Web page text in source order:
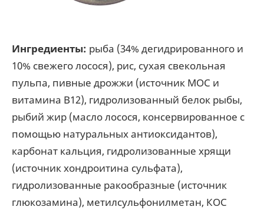
Ингредиенты: рыба (34% дегидрированного и
10% свежего лосося), рис, сухая свекольная
пульпа, пивные дрожжи (источник МОС и
витамина B12), гидролизованный белок рыбы,
рыбий жир (масло лосося, консервированное с
помощью натуральных антиоксидантов),
карбонат кальция, гидролизованные хрящи
(источник хондроитина сульфата),
гидролизованные ракообразные (источник
глюкозамина), метилсульфонилметан, КОС